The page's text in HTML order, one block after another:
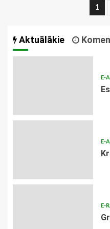
1
Aktuālākie
E-
E-
E-